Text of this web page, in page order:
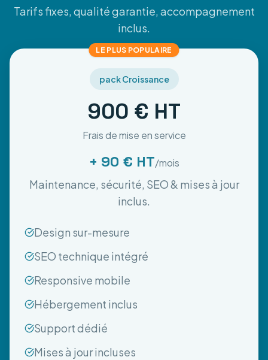
Tarifs fixes, qualité garantie, accompagnement
inclus.
LE PLUS POPULAIRE
pack Croissance
900 € HT
Frais de mise en service
+ 90 € HT/mois
Maintenance, sécurité, SEO & mises à jour
inclus.
Design sur-mesure
SEO technique intégré
Responsive mobile
Hébergement inclus
Support dédié
Mises à jour incluses